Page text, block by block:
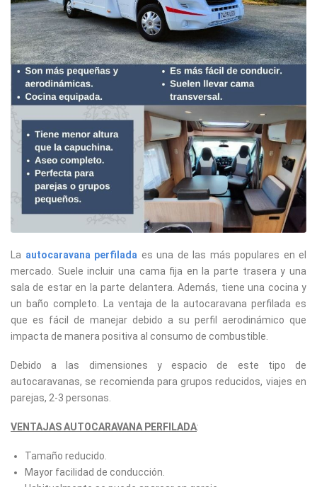
La autocaravana perfilada es una de las más populares en el
mercado. Suele incluir una cama fija en la parte trasera y una
sala de estar en la parte delantera. Además, tiene una cocina y
un baño completo. La ventaja de la autocaravana perfilada es
que es fácil de manejar debido a su perfil aerodinámico que
impacta de manera positiva al consumo de combustible.
Debido a las dimensiones y espacio de este tipo de
autocaravanas, se recomienda para grupos reducidos, viajes en
parejas, 2-3 personas.
VENTAJAS AUTOCARAVANA PERFILADA:
Tamaño reducido.
Mayor facilidad de conducción.